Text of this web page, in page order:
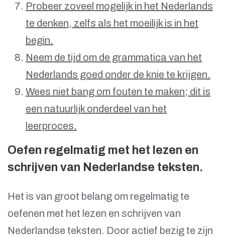
Probeer zoveel mogelijk in het Nederlands
te denken, zelfs als het moeilijk is in het
begin.
Neem de tijd om de grammatica van het
Nederlands goed onder de knie te krijgen.
Wees niet bang om fouten te maken; dit is
een natuurlijk onderdeel van het
leerproces.
Oefen regelmatig met het lezen en
schrijven van Nederlandse teksten.
Het is van groot belang om regelmatig te
oefenen met het lezen en schrijven van
Nederlandse teksten. Door actief bezig te zijn